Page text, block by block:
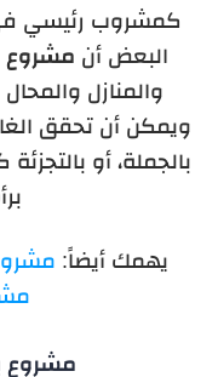
كمشروب رئيسي
البعض أن مشروع
والمنازل والمحال
ويمكن أن تحقق
بالجملة، أو
يهمك أيضاً:
مشروع